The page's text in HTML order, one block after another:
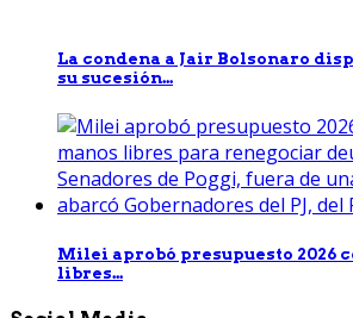
La condena a Jair Bolsonaro
su sucesión...
Milei aprobó presupuesto 2026
libres...